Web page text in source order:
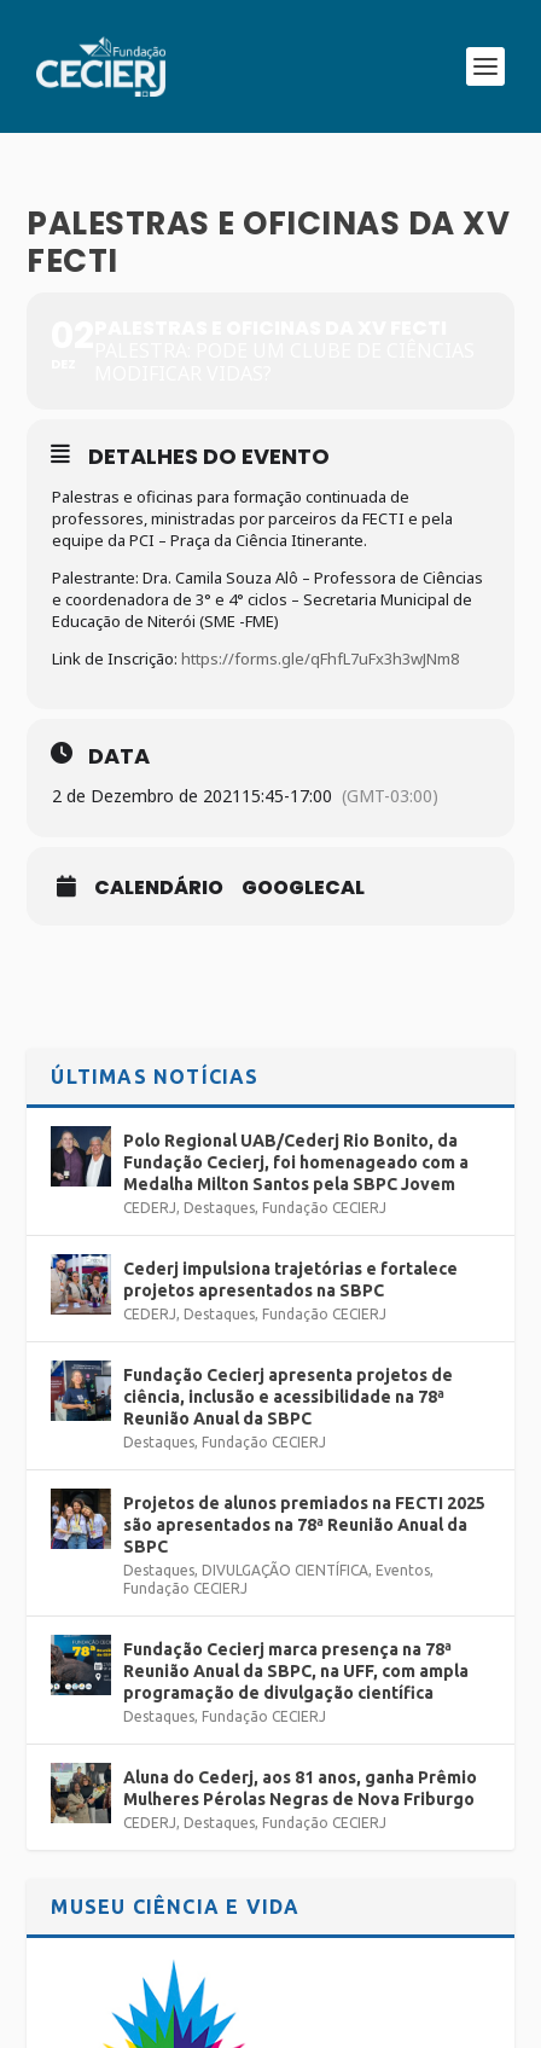
PALESTRAS E OFICINAS DA XV
FECTI
DETALHES DO EVENTO
Palestras e oficinas para formação continuada de
professores, ministradas por parceiros da FECTI e pela
equipe da PCI – Praça da Ciência Itinerante.
Palestrante: Dra. Camila Souza Alô – Professora de Ciências
e coordenadora de 3° e 4° ciclos – Secretaria Municipal de
Educação de Niterói (SME -FME)
Link de Inscrição:https://forms.gle/qFhfL7uFx3h3wJNm8
DATA
2 de Dezembro de 2021 15:45-17:00 (GMT-03:00)
CALENDÁRIO GOOGLECAL
ÚLTIMAS NOTÍCIAS
Polo Regional UAB/Cederj Rio Bonito, da
Fundação Cecierj, foi homenageado com a
Medalha Milton Santos pela SBPC Jovem
CEDERJ, Destaques, Fundação CECIERJ
Cederj impulsiona trajetórias e fortalece
projetos apresentados na SBPC
CEDERJ, Destaques, Fundação CECIERJ
Fundação Cecierj apresenta projetos de
ciência, inclusão e acessibilidade na 78ª
Reunião Anual da SBPC
Destaques, Fundação CECIERJ
Projetos de alunos premiados na FECTI 2025
são apresentados na 78ª Reunião Anual da
SBPC
Destaques, DIVULGAÇÃO CIENTÍFICA, Eventos,
Fundação CECIERJ
Fundação Cecierj marca presença na 78ª
Reunião Anual da SBPC, na UFF, com ampla
programação de divulgação científica
Destaques, Fundação CECIERJ
Aluna do Cederj, aos 81 anos, ganha Prêmio
Mulheres Pérolas Negras de Nova Friburgo
CEDERJ, Destaques, Fundação CECIERJ
MUSEU CIÊNCIA E VIDA